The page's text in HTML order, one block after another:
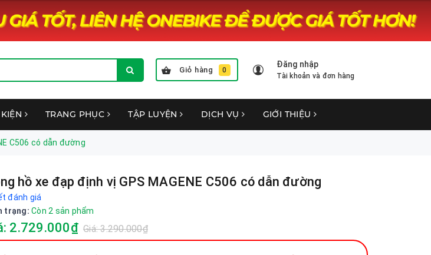
Giỏ hàng 0
Đăng nhập
Tài khoản và đơn hàng
TRANG PHỤC TẬP LUYỆN DỊCH VỤ GIỚI THIỆU
C506 có dẫn đường
hồ xe đạp định vị GPS MAGENE C506 có dẫn đường
đánh giá
trạng: Còn 2 sản phẩm
2.729.000₫ Giá: 3.290.000₫